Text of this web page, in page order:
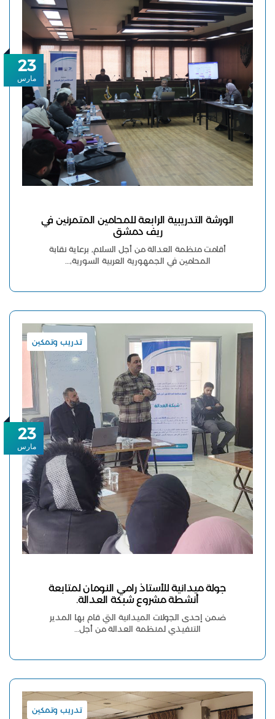
23
مارس
الورشة التدريبية الرابعة للمحامين المتمرنين في
ريف دمشق
أقامت منظمة العدالة من أجل السلام, برعاية نقابة
المحامين في الجمهورية العربية السورية,…
23
مارس
تدريب وتمكين
جولة ميدانية للأستاذ رامي النومان لمتابعة
أنشطة مشروع شبكة العدالة.
ضمن إحدى الجولات الميدانية التي قام بها المدير
التنفيذي لمنظمة العدالة من أجل…
تدريب وتمكين